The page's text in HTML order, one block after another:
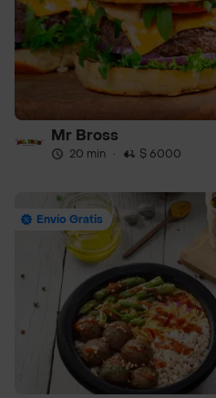
Mr Bross
20 min · $ 6000
Envío Gratis